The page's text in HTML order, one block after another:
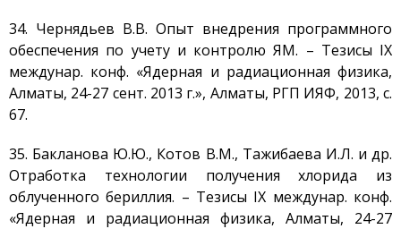
34. Чернядьев В.В. Опыт внедрения программного
обеспечения по учету и контролю ЯМ. – Тезисы IX
междунар. конф. «Ядерная и радиационная физика,
Алматы, 24-27 сент. 2013 г.», Алматы, РГП ИЯФ, 2013, с.
67.
35. Бакланова Ю.Ю., Котов В.М., Тажибаева И.Л. и др.
Отработка технологии получения хлорида из
облученного бериллия. – Тезисы IX междунар. конф.
«Ядерная и радиационная физика, Алматы, 24-27